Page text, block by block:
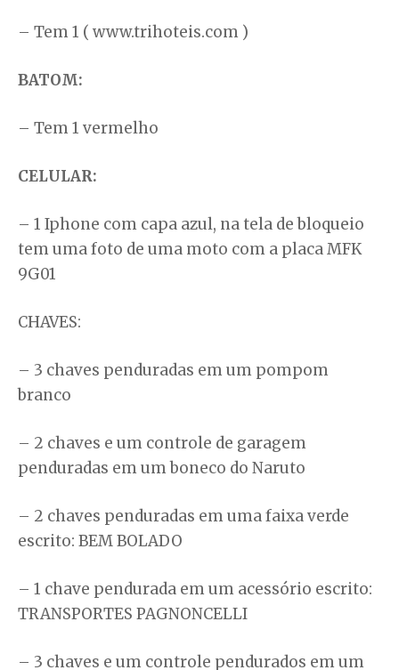
– Tem 1 ( www.trihoteis.com )
BATOM:
– Tem 1 vermelho
CELULAR:
– 1 Iphone com capa azul, na tela de bloqueio
tem uma foto de uma moto com a placa MFK
9G01
CHAVES:
– 3 chaves penduradas em um pompom
branco
– 2 chaves e um controle de garagem
penduradas em um boneco do Naruto
– 2 chaves penduradas em uma faixa verde
escrito: BEM BOLADO
– 1 chave pendurada em um acessório escrito:
TRANSPORTES PAGNONCELLI
– 3 chaves e um controle pendurados em um